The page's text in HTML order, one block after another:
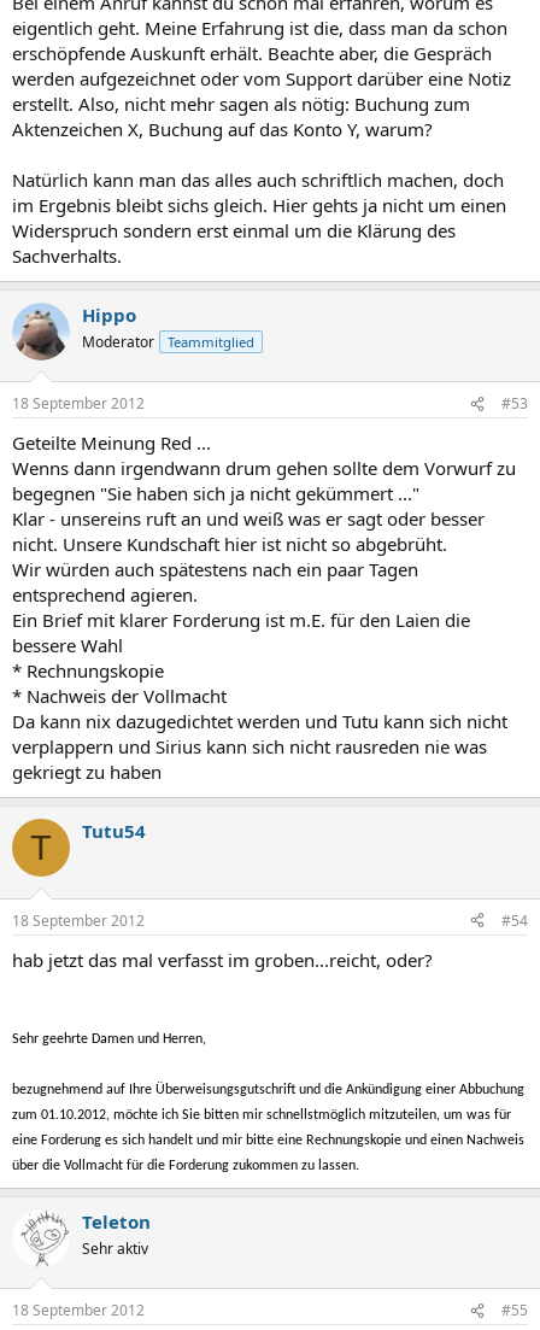
eigentlich geht. Meine Erfahrung ist die, dass man da schon
erschöpfende Auskunft erhält. Beachte aber, die Gespräch
werden aufgezeichnet oder vom Support darüber eine Notiz
erstellt. Also, nicht mehr sagen als nötig: Buchung zum
Aktenzeichen X, Buchung auf das Konto Y, warum?
Natürlich kann man das alles auch schriftlich machen, doch
im Ergebnis bleibt sichs gleich. Hier gehts ja nicht um einen
Widerspruch sondern erst einmal um die Klärung des
Sachverhalts.
Hippo
Moderator Teammitglied
18 September 2012 #53
Geteilte Meinung Red ...
Wenns dann irgendwann drum gehen sollte dem Vorwurf zu
begegnen "Sie haben sich ja nicht gekümmert ..."
Klar - unsereins ruft an und weiß was er sagt oder besser
nicht. Unsere Kundschaft hier ist nicht so abgebrüht.
Wir würden auch spätestens nach ein paar Tagen
entsprechend agieren.
Ein Brief mit klarer Forderung ist m.E. für den Laien die
bessere Wahl
* Rechnungskopie
* Nachweis der Vollmacht
Da kann nix dazugedichtet werden und Tutu kann sich nicht
verplappern und Sirius kann sich nicht rausreden nie was
gekriegt zu haben
T Tutu54
18 September 2012 #54
hab jetzt das mal verfasst im groben...reicht, oder?
Sehr geehrte Damen und Herren,
bezugnehmend auf Ihre Überweisungsgutschrift und die Ankündigung einer Abbuchung
zum 01.10.2012, möchte ich Sie bitten mir schnellstmöglich mitzuteilen, um was für
eine Forderung es sich handelt und mir bitte eine Rechnungskopie und einen Nachweis
über die Vollmacht für die Forderung zukommen zu lassen.
Teleton
Sehr aktiv
18 September 2012 #55